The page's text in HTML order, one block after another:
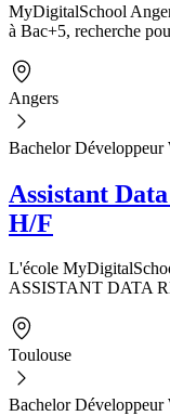
MyDigitalSchool
à Bac+5, recherche
Angers
Bachelor Développeur
Assistant
H/F
L'école
ASSISTANT DATA
Toulouse
Bachelor Développeur